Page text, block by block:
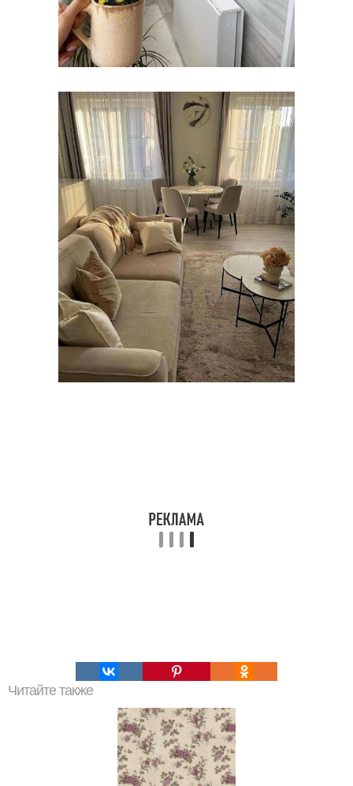
Читайте также